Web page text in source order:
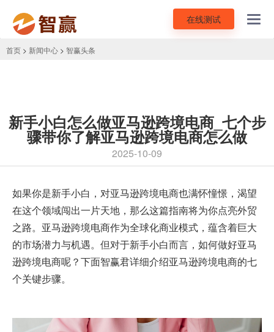
在线测试
首页 > 新闻中心 > 智赢头条
新手小白怎么做亚马逊跨境电商_七个步
骤带你了解亚马逊跨境电商怎么做
2025-10-09
如果你是新手小白，对亚马逊跨境电商也满怀憧憬，渴望
在这个领域闯出一片天地，那么这篇指南将为你点亮外贸
之路。亚马逊跨境电商作为全球化商业模式，蕴含着巨大
的市场潜力与机遇。但对于新手小白而言，如何做好亚马
逊跨境电商呢？下面智赢君详细介绍亚马逊跨境电商的七
个关键步骤。